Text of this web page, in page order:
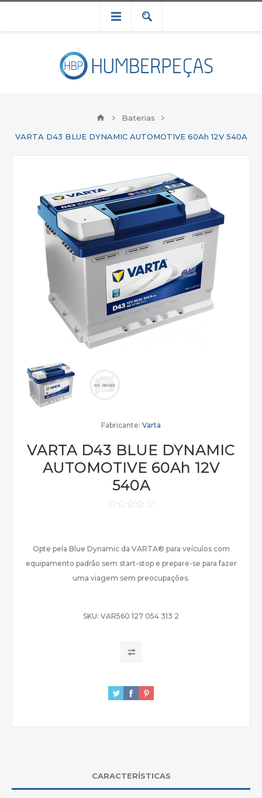
Baterias
VARTA D43 BLUE DYNAMIC AUTOMOTIVE 60Ah 12V 540A
Fabricante: Varta
VARTA D43 BLUE DYNAMIC
AUTOMOTIVE 60Ah 12V
540A
Opte pela Blue Dynamic da VARTA® para veículos com
equipamento padrão sem start-stop e prepare-se para fazer
uma viagem sem preocupações.
SKU: VAR560 127 054 313 2
CARACTERÍSTICAS